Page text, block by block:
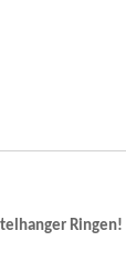
Ringen!